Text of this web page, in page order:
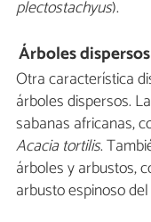
plectostachyus).
Árboles dispersos
Otra característica
árboles dispersos.
sabanas africanas,
Acacia tortilis.
árboles y arbustos,
arbusto espinoso